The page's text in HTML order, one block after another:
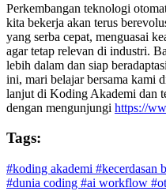
Perkembangan teknologi
kita bekerja akan terus
yang serba cepat, menguasai
agar tetap relevan di industri.
lebih dalam dan siap
ini, mari belajar bersama kami
lanjut di Koding Akademi dan
dengan mengunjungi https://
Tags:
#koding akademi #kecerdasan
#dunia coding #ai workflow